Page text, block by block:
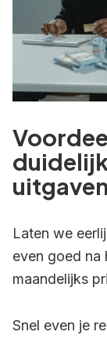
uitgaven
Laten we
even goed na
maandelijks
Snel even je